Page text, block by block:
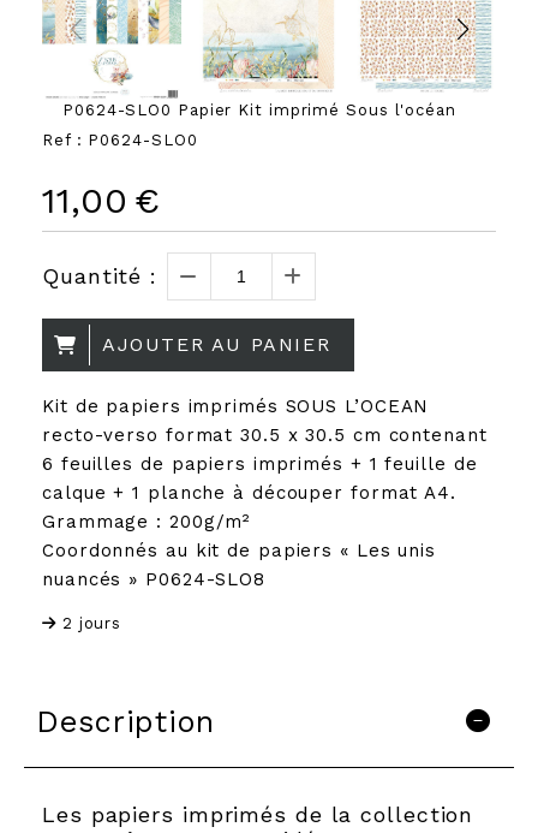
P0624-SLO0 Papier Kit imprimé Sous l'océan
Ref : P0624-SLO0
11,00 €
Quantité :
AJOUTER AU PANIER
Kit de papiers imprimés SOUS L’OCEAN
recto-verso format 30.5 x 30.5 cm contenant
6 feuilles de papiers imprimés + 1 feuille de
calque + 1 planche à découper format A4.
Grammage : 200g/m²
Coordonnés au kit de papiers « Les unis
nuancés » P0624-SLO8
2 jours
Description
Les papiers imprimés de la collection